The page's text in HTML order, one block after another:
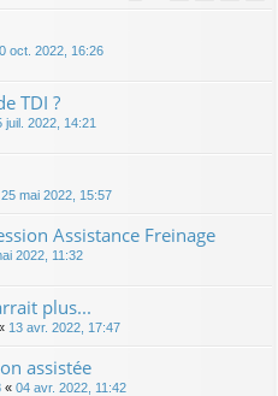
oct. 2022, 16:26
TDI ?
juil. 2022, 14:21
25 mai 2022, 15:57
Assistance Freinage
2022, 11:32
plus...
13 avr. 2022, 17:47
assistée
« 04 avr. 2022, 11:42